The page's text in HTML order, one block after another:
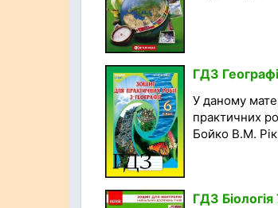
ГДЗ
У даному
практичних
Бойко В.М.
ГДЗ